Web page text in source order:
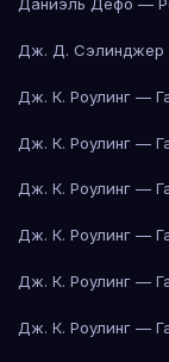
Даниэль Дефо —
Дж. Д. Сэлинджер
Дж. К. Роулинг —
Дж. К. Роулинг —
Дж. К. Роулинг —
Дж. К. Роулинг —
Дж. К. Роулинг —
Дж. К. Роулинг —